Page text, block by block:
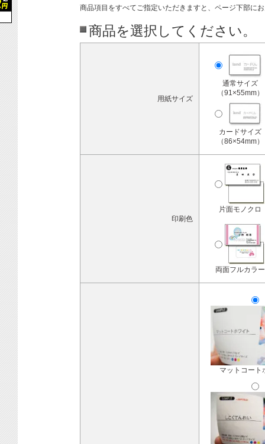
商品項目をすべてご指定いただきますと、ページ下部に
商品を選択してください。
用紙サイズ
通常サイズ
（91×55mm）
カードサイズ
（86×54mm）
印刷色
片面モノクロ
両面フルカラー
マットコート